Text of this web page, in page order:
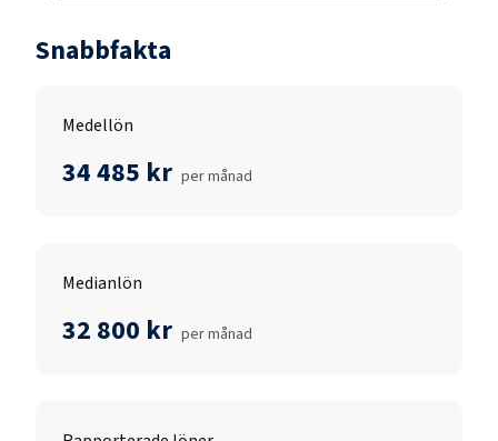
Snabbfakta
Medellön
34 485 kr per månad
Medianlön
32 800 kr per månad